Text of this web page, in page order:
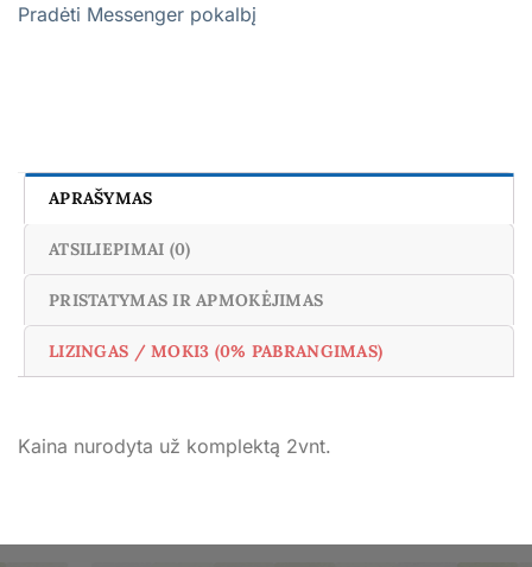
Pradėti Messenger pokalbį
APRAŠYMAS
ATSILIEPIMAI (0)
PRISTATYMAS IR APMOKĖJIMAS
LIZINGAS / MOKI3 (0% PABRANGIMAS)
Kaina nurodyta už komplektą 2vnt.